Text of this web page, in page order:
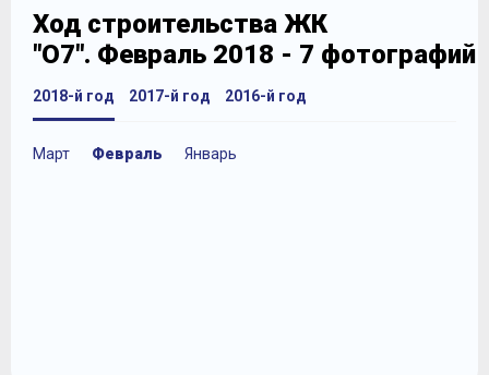
Ход строительства ЖК
"О7". Февраль 2018 - 7 фотографий
2018-й год
Март Февраль Январь
2017-й год 2016-й год